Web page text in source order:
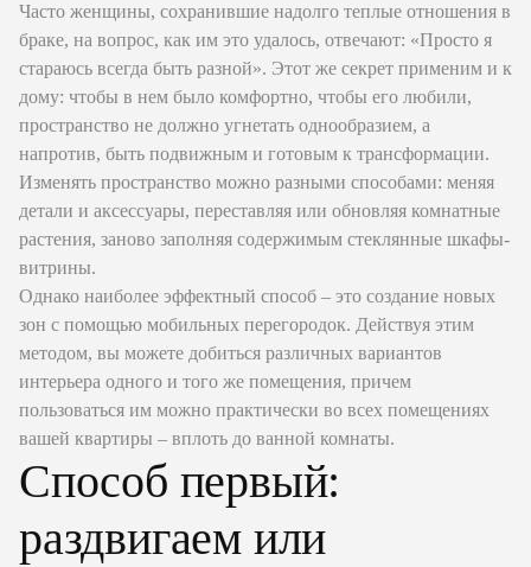
Часто женщины, сохранившие надолго теплые отношения в
браке, на вопрос, как им это удалось, отвечают: «Просто я
стараюсь всегда быть разной». Этот же секрет применим и к
дому: чтобы в нем было комфортно, чтобы его любили,
пространство не должно угнетать однообразием, а
напротив, быть подвижным и готовым к трансформации.
Изменять пространство можно разными способами: меняя
детали и аксессуары, переставляя или обновляя комнатные
растения, заново заполняя содержимым стеклянные шкафы-
витрины.
Однако наиболее эффектный способ – это создание новых
зон с помощью мобильных перегородок. Действуя этим
методом, вы можете добиться различных вариантов
интерьера одного и того же помещения, причем
пользоваться им можно практически во всех помещениях
вашей квартиры – вплоть до ванной комнаты.
Способ первый:
раздвигаем или